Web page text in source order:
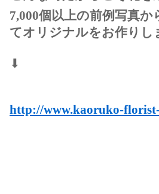
7,000個以上の前例写真
てオリジナルをお作りし
⬇︎
http://www.kaoruko-